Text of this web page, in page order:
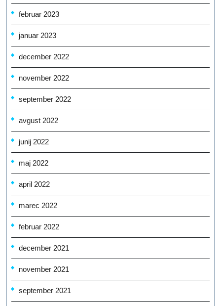
februar 2023
januar 2023
december 2022
november 2022
september 2022
avgust 2022
junij 2022
maj 2022
april 2022
marec 2022
februar 2022
december 2021
november 2021
september 2021